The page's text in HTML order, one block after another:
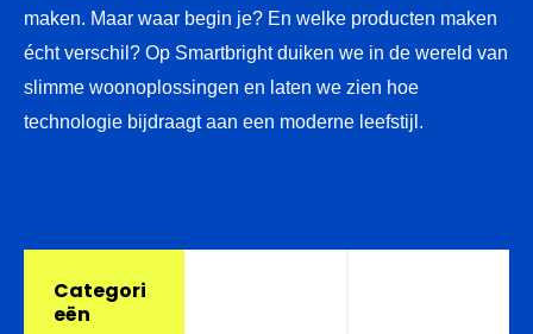
maken. Maar waar begin je? En welke producten maken
écht verschil? Op Smartbright duiken we in de wereld van
slimme woonoplossingen en laten we zien hoe
technologie bijdraagt aan een moderne leefstijl.
Categori
eën